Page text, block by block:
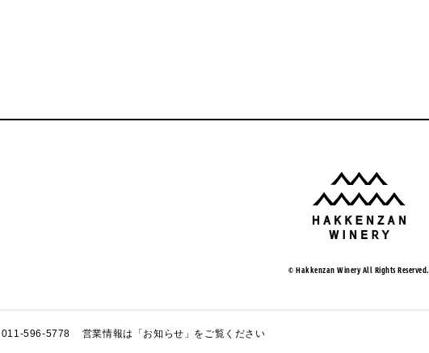
011-596-5778 営業情報は 「お知らせ」 をご覧ください
© Hakkenzan Winery All Rights Reserved.